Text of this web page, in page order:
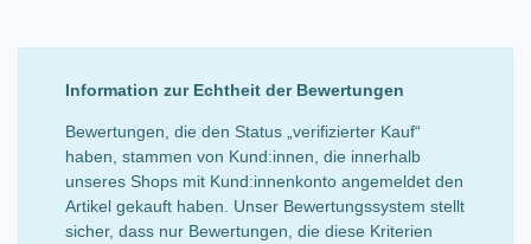
Information zur Echtheit der Bewertungen
Bewertungen, die den Status „verifizierter Kauf“
haben, stammen von Kund:innen, die innerhalb
unseres Shops mit Kund:innenkonto angemeldet den
Artikel gekauft haben. Unser Bewertungssystem stellt
sicher, dass nur Bewertungen, die diese Kriterien